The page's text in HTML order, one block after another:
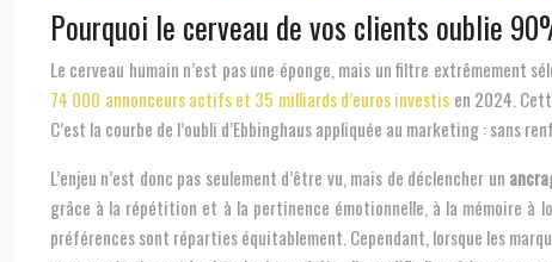
Pourquoi le cerveau de vos clients oublie
Le cerveau humain n’est pas une éponge, mais un filtre extrêmement
74 000 annonceurs actifs et 35 milliards d’euros investis en 2024.
C’est la courbe de l’oubli d’Ebbinghaus appliquée au marketing : sans
L’enjeu n’est donc pas seulement d’être vu, mais de déclencher un
grâce à la répétition et à la pertinence émotionnelle, à la mémoire à
préférences sont réparties équitablement. Cependant, lorsque les